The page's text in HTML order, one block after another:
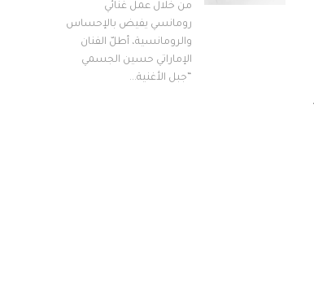
من خلال عمل غنائي
رومانسي يفيض بالإحساس
والرومانسية، أطلّ الفنان
الإماراتي حسين الجسمي
“جبل الأغنية...